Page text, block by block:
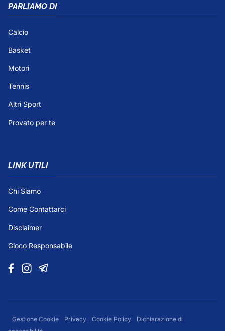
PARLIAMO DI
Calcio
Basket
Motori
Tennis
Altri Sport
Provato per te
LINK UTILI
Chi Siamo
Come Contattarci
Disclaimer
Gioco Responsabile
Gestione Cookie Privacy Cookie Policy
Dichiarazione di